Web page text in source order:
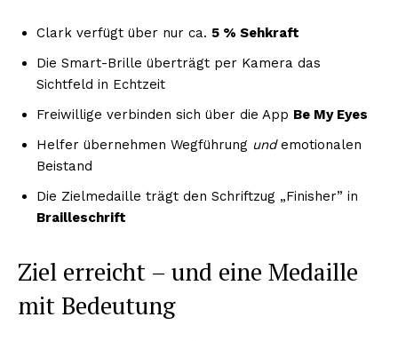
Clark verfügt über nur ca. 5 % Sehkraft
Die Smart-Brille überträgt per Kamera das
Sichtfeld in Echtzeit
Freiwillige verbinden sich über die App Be My Eyes
Helfer übernehmen Wegführung undemotionalen
Beistand
Die Zielmedaille trägt den Schriftzug „Finisher” in
Brailleschrift
Ziel erreicht – und eine Medaille
mit Bedeutung